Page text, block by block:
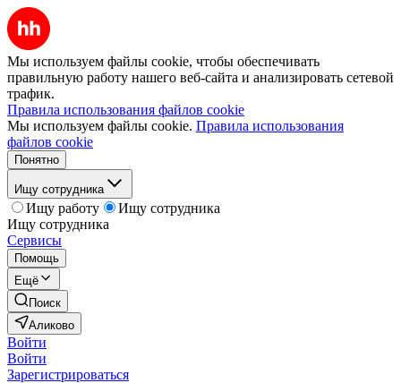
Мы используем файлы cookie, чтобы обеспечивать
правильную работу нашего веб-сайта и анализировать сетевой
трафик.
Правила использования файлов cookie
Мы используем файлы cookie. Правила использования
файлов cookie
Понятно
Ищу сотрудника
Ищу работу
Ищу сотрудника
Ищу сотрудника
Сервисы
Помощь
Ещё
Поиск
Аликово
Войти
Войти
Зарегистрироваться